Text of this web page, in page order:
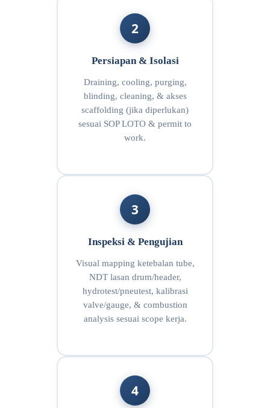
2
Persiapan & Isolasi
Draining, cooling, purging,
blinding, cleaning, & akses
scaffolding (jika diperlukan)
sesuai SOP LOTO & permit to
work.
3
Inspeksi & Pengujian
Visual mapping ketebalan tube,
NDT lasan drum/header,
hydrotest/pneutest, kalibrasi
valve/gauge, & combustion
analysis sesuai scope kerja.
4